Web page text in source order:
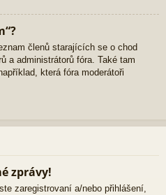
členů starajících se o chod
a administrátorů fóra. Také tam
která fóra moderátoři
zprávy!
zaregistrovaní a/nebo přihlášení,